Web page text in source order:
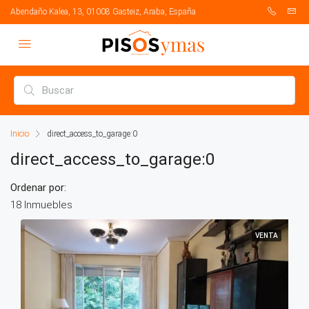
Abendaño Kalea, 13, 01008 Gasteiz, Araba, España
Inicio direct_access_to_garage:0
direct_access_to_garage:0
18 Inmuebles
Ordenar por:
VENTA